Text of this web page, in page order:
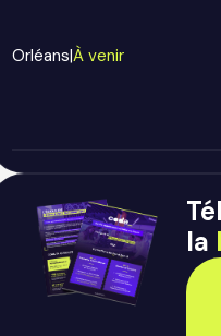
Orléans|À venir
la